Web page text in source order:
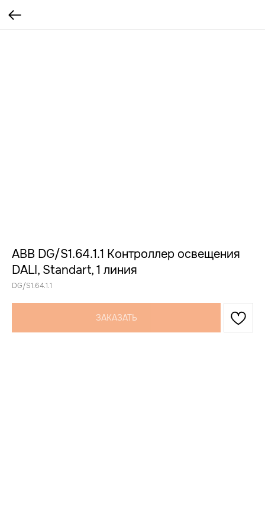
ABB DG/S1.64.1.1 Контроллер освещения
DALI, Standart, 1 линия
DG/S1.64.1.1
ЗАКАЗАТЬ